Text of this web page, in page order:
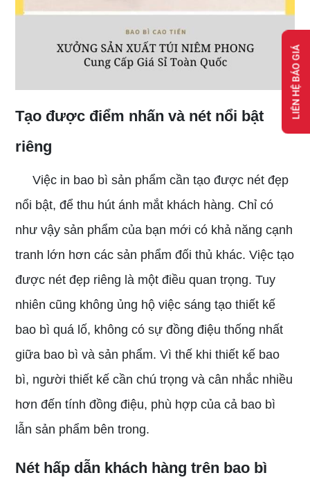
Tạo được điểm nhấn và nét nổi bật
riêng
Việc in bao bì sản phẩm cần tạo được nét đẹp
nổi bật, để thu hút ánh mắt khách hàng. Chỉ có
như vậy sản phẩm của bạn mới có khả năng cạnh
tranh lớn hơn các sản phẩm đối thủ khác. Việc tạo
được nét đẹp riêng là một điều quan trọng. Tuy
nhiên cũng không ủng hộ việc sáng tạo thiết kế
bao bì quá lố, không có sự đồng điệu thống nhất
giữa bao bì và sản phẩm. Vì thế khi thiết kế bao
bì, người thiết kế cần chú trọng và cân nhắc nhiều
hơn đến tính đồng điệu, phù hợp của cả bao bì
lẫn sản phẩm bên trong.
Nét hấp dẫn khách hàng trên bao bì
LIÊN HỆ BÁO GIÁ